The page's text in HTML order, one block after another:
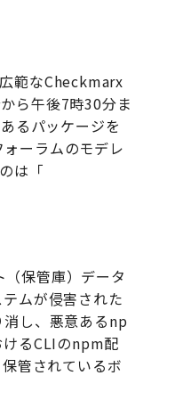
範なCheckmarx
ら午後7時30分ま
るパッケージを
ーラムのモデレ
は「
保管庫）データ
ムが侵害された
し、悪意あるnp
るCLIのnpm配
管されているボ